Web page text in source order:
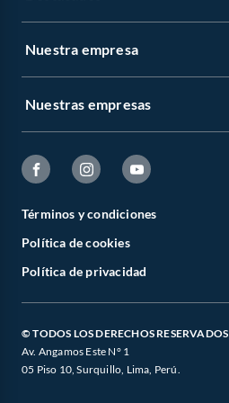
Nuestra empresa
Nuestras empresas
Términos y condiciones
Política de cookies
Política de privacidad
© TODOS LOS DERECHOS RESERVADOS
Av. Angamos Este N° 1
05 Piso 10, Surquillo, Lima, Perú.